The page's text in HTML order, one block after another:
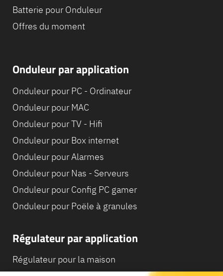
Batterie pour Onduleur
Offres du moment
Onduleur par application
Onduleur pour PC - Ordinateur
Onduleur pour MAC
Onduleur pour TV - Hifi
Onduleur pour Box internet
Onduleur pour Alarmes
Onduleur pour Nas - Serveurs
Onduleur pour Config PC gamer
Onduleur pour Poële à granules
Régulateur par application
Régulateur pour la maison